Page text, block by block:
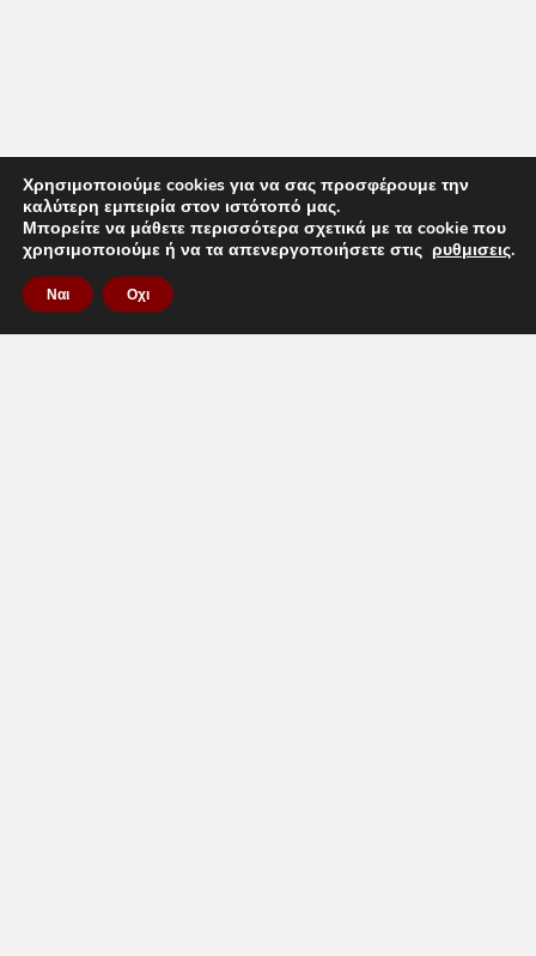
Χρησιμοποιούμε cookies για να σας προσφέρουμε την
καλύτερη εμπειρία στον ιστότοπό μας.
Μπορείτε να μάθετε περισσότερα σχετικά με τα cookie που
χρησιμοποιούμε ή να τα απενεργοποιήσετε στις ρυθμισεις.
Ναι Οχι